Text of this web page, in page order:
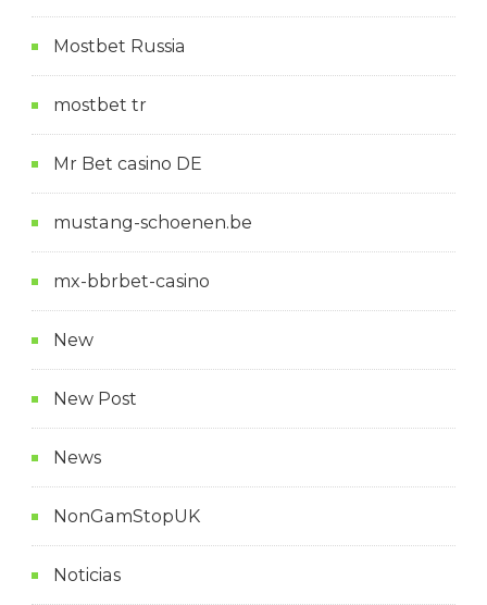
Mostbet Russia
mostbet tr
Mr Bet casino DE
mustang-schoenen.be
mx-bbrbet-casino
New
New Post
News
NonGamStopUK
Noticias